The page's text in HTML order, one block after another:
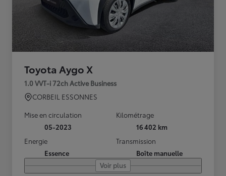
Toyota Aygo X
1.0 VVT-i 72ch Active Business
CORBEIL ESSONNES
Mise en circulation
05-2023
Kilométrage
16 402 km
Energie
Essence
Transmission
Boîte manuelle
Voir plus